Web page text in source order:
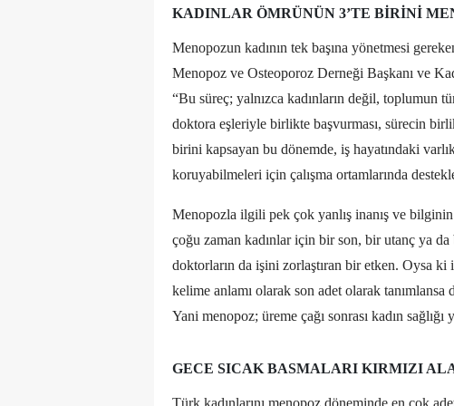
KADINLAR ÖMRÜNÜN 3’TE BIRINI
Menopozun kadının tek başına yönetmesi
Menopoz ve Osteoporoz Derneği Başkanı ve
“Bu süreç; yalnızca kadınların değil, toplumun
doktora eşleriyle birlikte başvurması, sürecin
birini kapsayan bu dönemde, iş hayatındaki
koruyabilmeleri için çalışma ortamlarında
Menopozla ilgili pek çok yanlış inanış ve
çoğu zaman kadınlar için bir son, bir utanç ya
doktorların da işini zorlaştıran bir etken. Oysa
kelime anlamı olarak son adet olarak tanımlansa
Yani menopoz; üreme çağı sonrası kadın
GECE SICAK BASMALARI KIRMIZI
Türk kadınlarını menopoz döneminde en çok